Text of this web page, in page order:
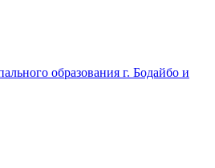
образования г. Бодайбо и